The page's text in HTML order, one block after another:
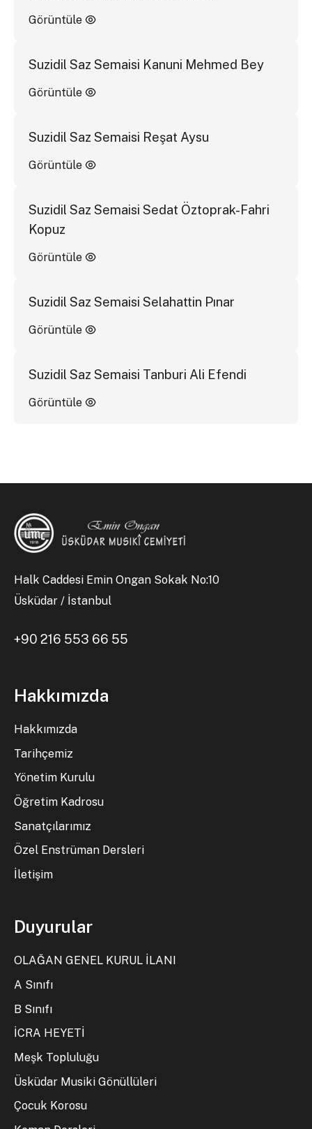
Görüntüle
Suzidil Saz Semaisi Kanuni Mehmed Bey
Görüntüle
Suzidil Saz Semaisi Reşat Aysu
Görüntüle
Suzidil Saz Semaisi Sedat Öztoprak-Fahri
Kopuz
Görüntüle
Suzidil Saz Semaisi Selahattin Pınar
Görüntüle
Suzidil Saz Semaisi Tanburi Ali Efendi
Görüntüle
Halk Caddesi Emin Ongan Sokak No:10
Üsküdar / İstanbul
+90 216 553 66 55
Hakkımızda
Hakkımızda
Tarihçemiz
Yönetim Kurulu
Öğretim Kadrosu
Sanatçılarımız
Özel Enstrüman Dersleri
İletişim
Duyurular
OLAĞAN GENEL KURUL İLANI
A Sınıfı
B Sınıfı
İCRA HEYETİ
Meşk Topluluğu
Üsküdar Musiki Gönüllüleri
Çocuk Korosu